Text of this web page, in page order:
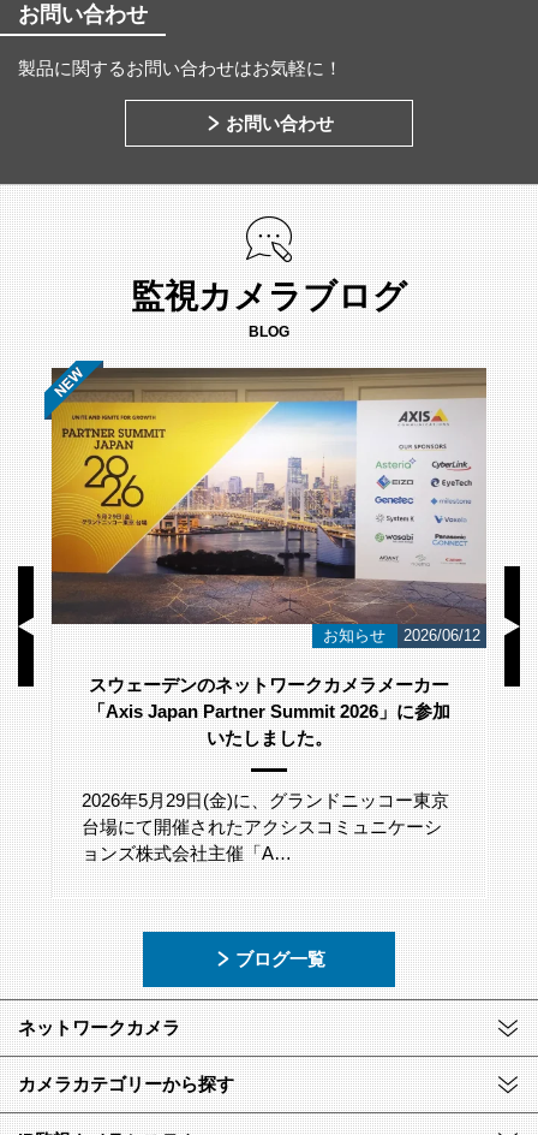
お問い合わせ
製品に関するお問い合わせはお気軽に！
お問い合わせ
監視カメラブログ
BLOG
お知らせ 2026/06/12
スウェーデンのネットワークカメラメーカー
「Axis Japan Partner Summit 2026」に参加
いたしました。
2026年5月29日(金)に、グランドニッコー東京
台場にて開催されたアクシスコミュニケーシ
ョンズ株式会社主催「A…
ブログ一覧
ネットワークカメラ
カメラカテゴリーから探す